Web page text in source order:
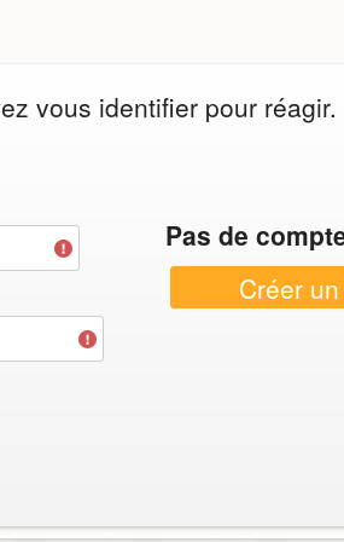
vous identifier pour réagir.
Pas de
Créer